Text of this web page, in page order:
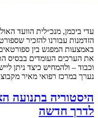
עדי ביכמן, מנכ״לית הוועד
הזדמנות עבורנו להזכיר
באמצעות המפגש בין
את הערכים העומדים בבסיס
וכבוד – ולהמחיש כיצד ניתן
נערך במרכז רפואי מאיר
לדרך חדשה